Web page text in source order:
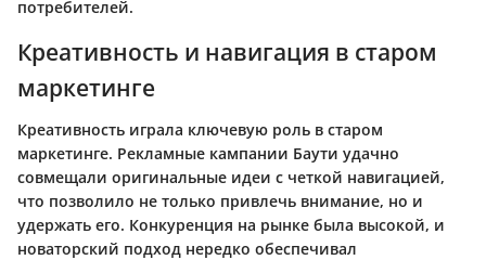
потребителей.
Креативность и навигация в старом
маркетинге
Креативность играла ключевую роль в старом
маркетинге. Рекламные кампании Баути удачно
совмещали оригинальные идеи с четкой навигацией,
что позволило не только привлечь внимание, но и
удержать его. Конкуренция на рынке была высокой, и
новаторский подход нередко обеспечивал